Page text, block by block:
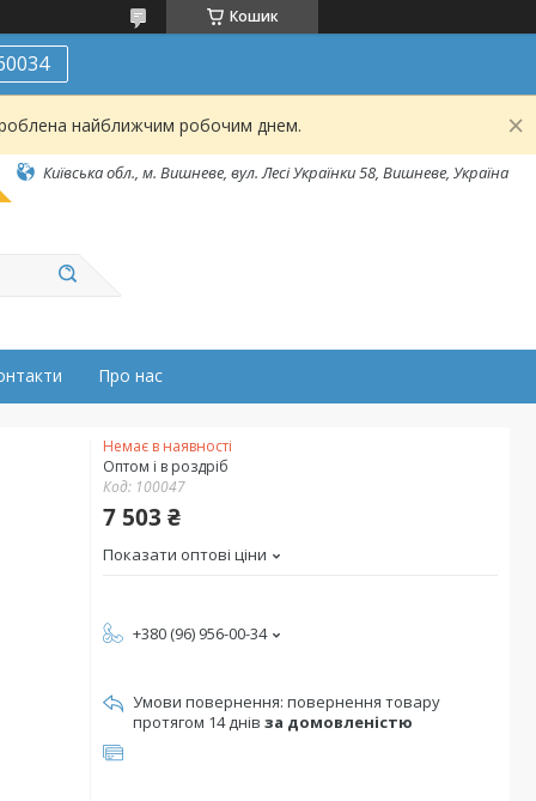
Кошик
найближчим робочим днем.
Київська обл., м. Вишневе, вул. Лесі Українки 58, Вишневе, Україна
Про нас
Немає в наявності
Оптом і в роздріб
Код: 100047
7 503 ₴
Показати оптові ціни
+380 (96) 956-00-34
повернення товару
протягом 14 днів за домовленістю